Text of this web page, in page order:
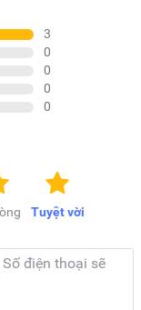
3
0
0
0
0
Tuyệt vời